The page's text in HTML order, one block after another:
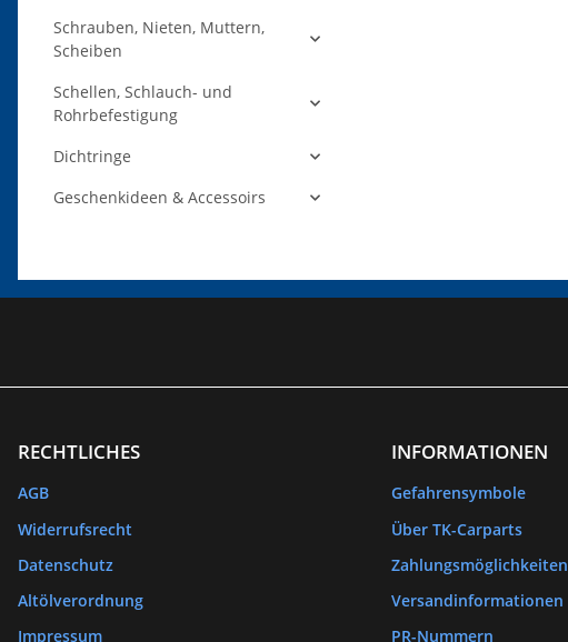
Schrauben, Nieten, Muttern,
Scheiben
Schellen, Schlauch- und
Rohrbefestigung
Dichtringe
Geschenkideen & Accessoirs
RECHTLICHES
AGB
Widerrufsrecht
Datenschutz
Altölverordnung
Impressum
INFORMATIONEN
Gefahrensymbole
Über TK-Carparts
Zahlungsmöglichkeiten
Versandinformationen
PR-Nummern